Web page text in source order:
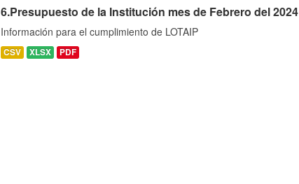
6.Presupuesto de la Institución mes de Febrero del 2024
Información para el cumplimiento de LOTAIP
CSV XLSX PDF